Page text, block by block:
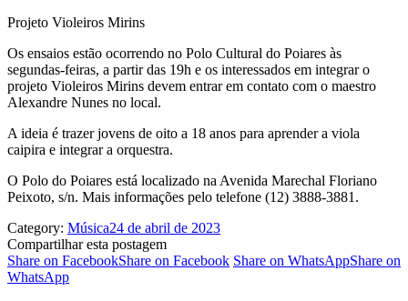
Projeto Violeiros Mirins
Os ensaios estão ocorrendo no Polo Cultural do Poiares às
segundas-feiras, a partir das 19h e os interessados em integrar o
projeto Violeiros Mirins devem entrar em contato com o maestro
Alexandre Nunes no local.
A ideia é trazer jovens de oito a 18 anos para aprender a viola
caipira e integrar a orquestra.
O Polo do Poiares está localizado na Avenida Marechal Floriano
Peixoto, s/n. Mais informações pelo telefone (12) 3888-3881.
Category: Música24 de abril de 2023
Compartilhar esta postagem
Share on FacebookShare on Facebook Share on WhatsAppShare on
WhatsApp